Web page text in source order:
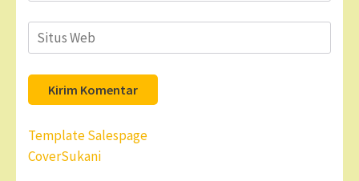
Situs
Web
Navigasi
pos
Template Salespage
CoverSukani